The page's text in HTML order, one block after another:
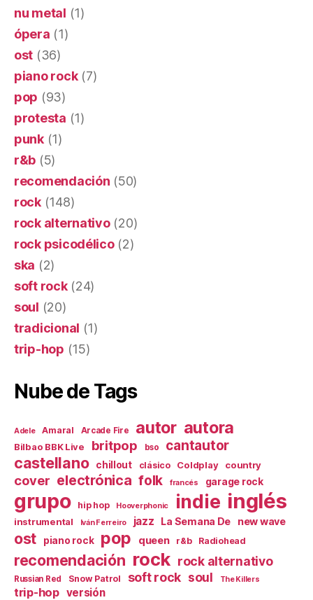
nu metal (1)
ópera (1)
ost (36)
piano rock(7)
pop (93)
protesta (1)
punk(1)
r&b (5)
recomendación (50)
rock(148)
rock alternativo(20)
rock psicodélico(2)
ska (2)
soft rock(24)
soul (20)
tradicional (1)
trip-hop (15)
Nube de Tags
Adele Amaral Arcade Fire autor autora
Bilbao BBK Live britpop bso cantautor
castellano chillout clásico Coldplay country
cover electrónica folk francés garage rock
grupo hip hop Hooverphonic indie inglés
instrumental Iván Ferreiro jazz La Semana De new wave
ost piano rock pop queen r&b Radiohead
recomendación rock rock alternativo
Russian Red Snow Patrol soft rock soul The Killers
trip-hop versión